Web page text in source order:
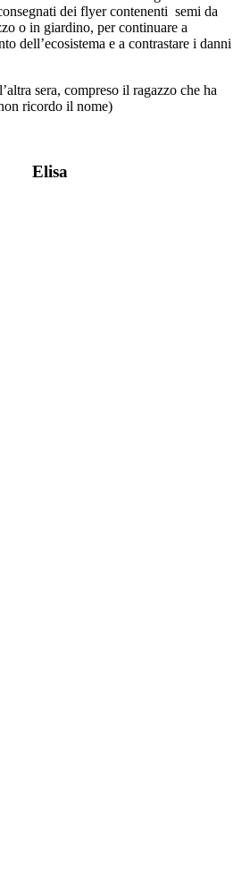
dei flyer contenenti semi da
o in giardino, per continuare a
dell’ecosistema e a contrastare i danni
sera, compreso il ragazzo che ha
ricordo il nome)
Elisa